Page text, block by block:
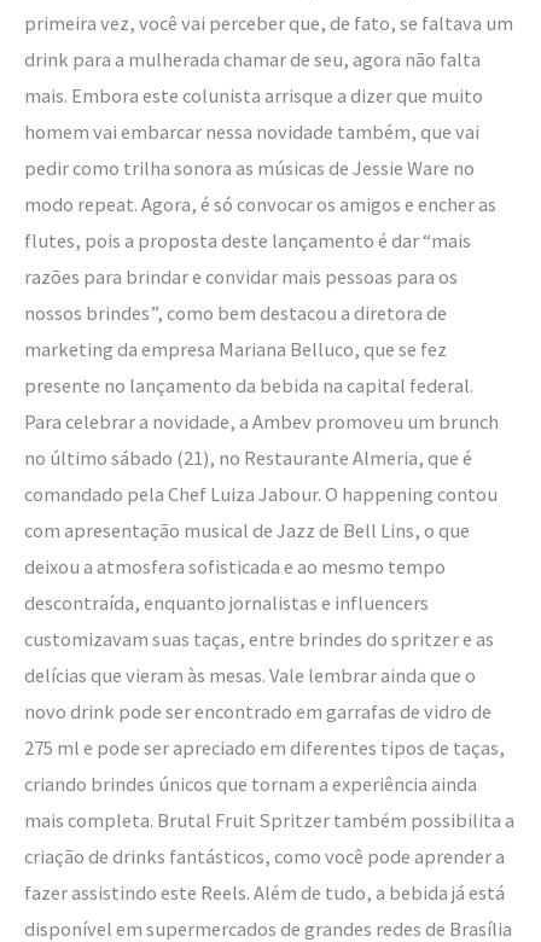
primeira vez, você vai perceber que, de fato, se faltava um
drink para a mulherada chamar de seu, agora não falta
mais. Embora este colunista arrisque a dizer que muito
homem vai embarcar nessa novidade também, que vai
pedir como trilha sonora as músicas de Jessie Ware no
modo repeat. Agora, é só convocar os amigos e encher as
flutes, pois a proposta deste lançamento é dar “mais
razões para brindar e convidar mais pessoas para os
nossos brindes”, como bem destacou a diretora de
marketing da empresa Mariana Belluco, que se fez
presente no lançamento da bebida na capital federal.
Para celebrar a novidade, a Ambev promoveu um brunch
no último sábado (21), no Restaurante Almeria, que é
comandado pela Chef Luiza Jabour. O happening contou
com apresentação musical de Jazz de Bell Lins, o que
deixou a atmosfera sofisticada e ao mesmo tempo
descontraída, enquanto jornalistas e influencers
customizavam suas taças, entre brindes do spritzer e as
delícias que vieram às mesas. Vale lembrar ainda que o
novo drink pode ser encontrado em garrafas de vidro de
275 ml e pode ser apreciado em diferentes tipos de taças,
criando brindes únicos que tornam a experiência ainda
mais completa. Brutal Fruit Spritzer também possibilita a
criação de drinks fantásticos, como você pode aprender a
fazer assistindo este Reels. Além de tudo, a bebida já está
disponível em supermercados de grandes redes de Brasília